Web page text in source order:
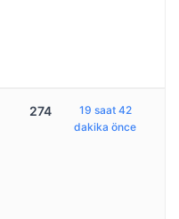
274
19 saat 42
dakika önce